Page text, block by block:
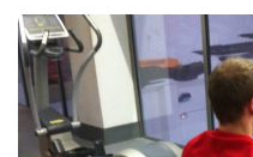
tus
Navidades
algo
más
saludables.